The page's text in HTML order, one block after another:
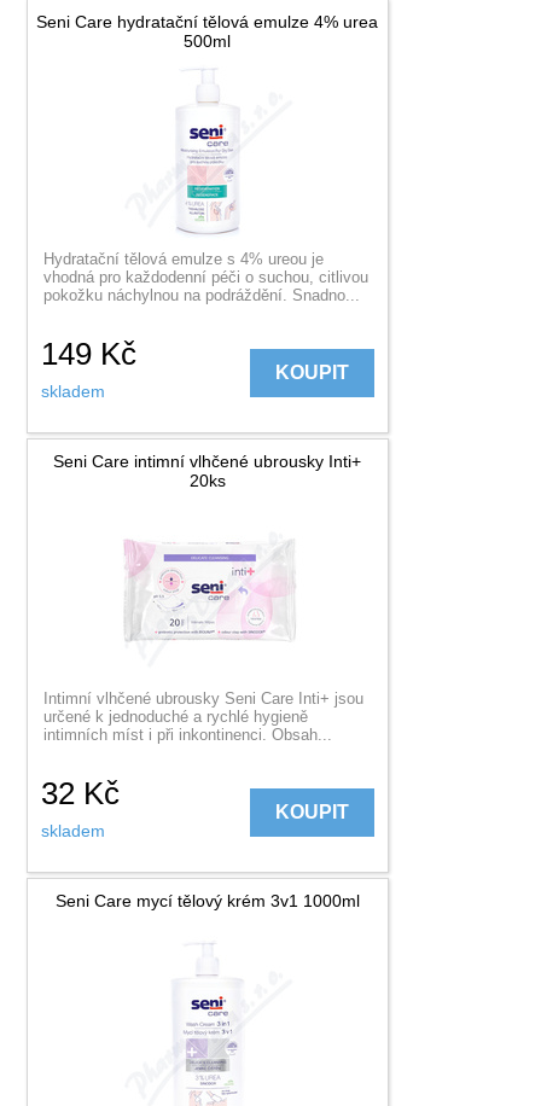
Seni Care hydratační tělová emulze 4% urea
500ml
Hydratační tělová emulze s 4% ureou je
vhodná pro každodenní péči o suchou, citlivou
pokožku náchylnou na podráždění. Snadno...
149 Kč
skladem
KOUPIT
Seni Care intimní vlhčené ubrousky Inti+
20ks
Intimní vlhčené ubrousky Seni Care Inti+ jsou
určené k jednoduché a rychlé hygieně
intimních míst i při inkontinenci. Obsah...
32 Kč
skladem
KOUPIT
Seni Care mycí tělový krém 3v1 1000ml